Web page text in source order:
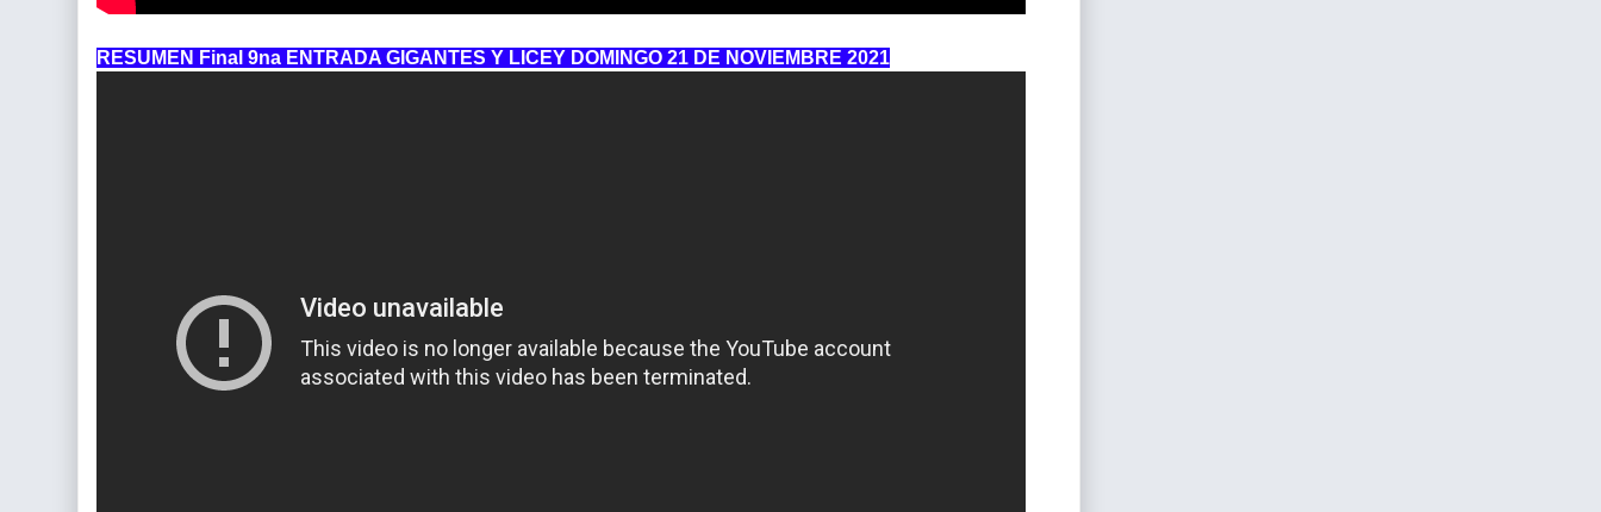
RESUMEN Final 9na ENTRADA GIGANTES Y LICEY DOMINGO 21 DE NOVIEMBRE 2021